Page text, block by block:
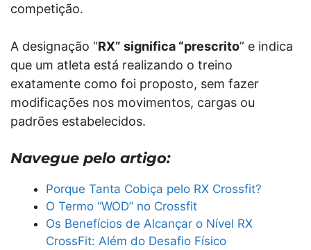
competição.
A designação “RX” significa “prescrito” e indica
que um atleta está realizando o treino
exatamente como foi proposto, sem fazer
modificações nos movimentos, cargas ou
padrões estabelecidos.
Navegue pelo artigo:
Porque Tanta Cobiça pelo RX Crossfit?
O Termo “WOD” no Crossfit
Os Benefícios de Alcançar o Nível RX
CrossFit: Além do Desafio Físico